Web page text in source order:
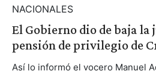
NACIONALES
El Gobierno dio de baja
pensión de privilegio de
Así lo informó el vocero Manuel